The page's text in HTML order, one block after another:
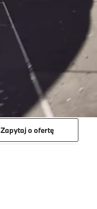
Zapytaj o ofertę